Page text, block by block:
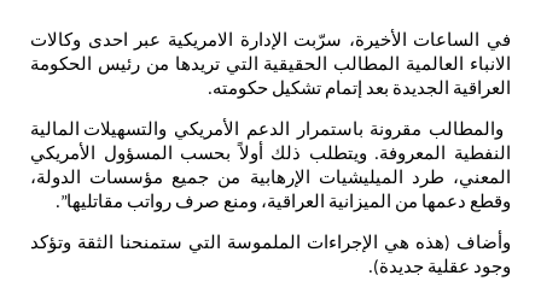
في الساعات الأخيرة، سرّبت الإدارة الامريكية عبر احدى وكالات
الانباء
العالمية المطالب الحقيقية التي تريدها من رئيس
الحكومة
العراقية الجديدة بعد إتمام تشكيل حكومته.
والمطالب مقرونة باستمرار الدعم الأمريكي والتسهيلات المالية
النفطية
المعروفة. ويتطلب ذلك أولاً بحسب المسؤول
الأمريكي
المعني، طرد الميليشيات الإرهابية من جميع مؤسسات
الدولة،
وقطع دعمها من الميزانية العراقية، ومنع صرف رواتب مقاتليها”.
وأضاف (هذه هي الإجراءات الملموسة التي ستمنحنا الثقة وتؤكد
وجود عقلية جديدة).